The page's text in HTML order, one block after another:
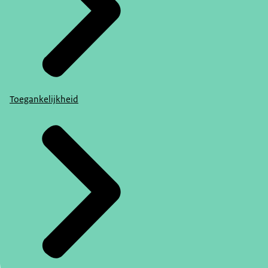
Toegankelijkheid